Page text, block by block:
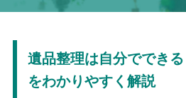
遺品整理は自分ででき
をわかりやすく解説